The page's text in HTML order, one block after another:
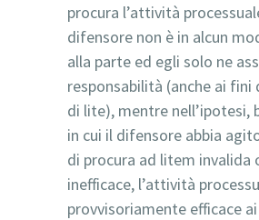
procura l’attività
difensore non è in alcun
alla parte ed egli solo ne
responsabilità (anche ai fini
di lite), mentre nell’ipotesi,
in cui il difensore abbia
di procura ad litem invalida
inefficace, l’attività
provvisoriamente efficace